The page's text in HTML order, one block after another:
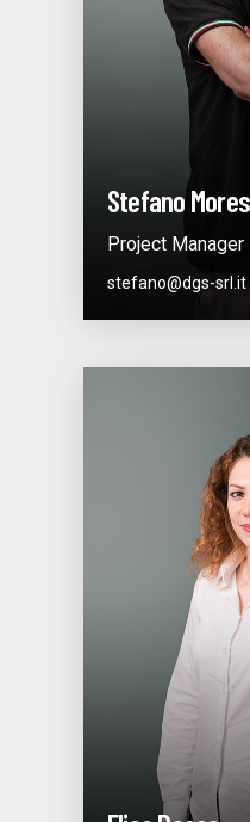
Stefano
Project Manager
stefano@dgs-srl.it